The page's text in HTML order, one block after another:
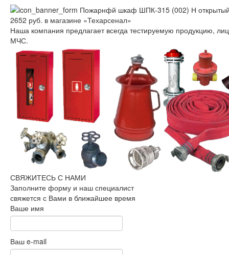
Наша компания предлагает всегда тестируемую продукцию,
МЧС.
СВЯЖИТЕСЬ С НАМИ
Заполните форму и наш специалист
свяжется с Вами в ближайшее время
Ваше имя
Ваш e-mail